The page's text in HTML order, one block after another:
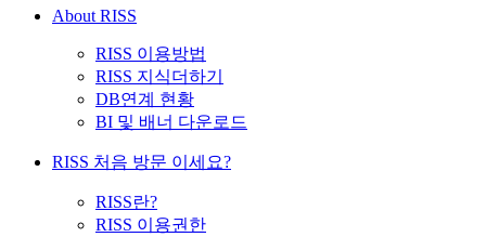
About RISS
RISS 이용방법
RISS 지식더하기
DB연계 현황
BI 및 배너 다운로드
RISS 처음 방문 이세요?
RISS란?
RISS 이용권한